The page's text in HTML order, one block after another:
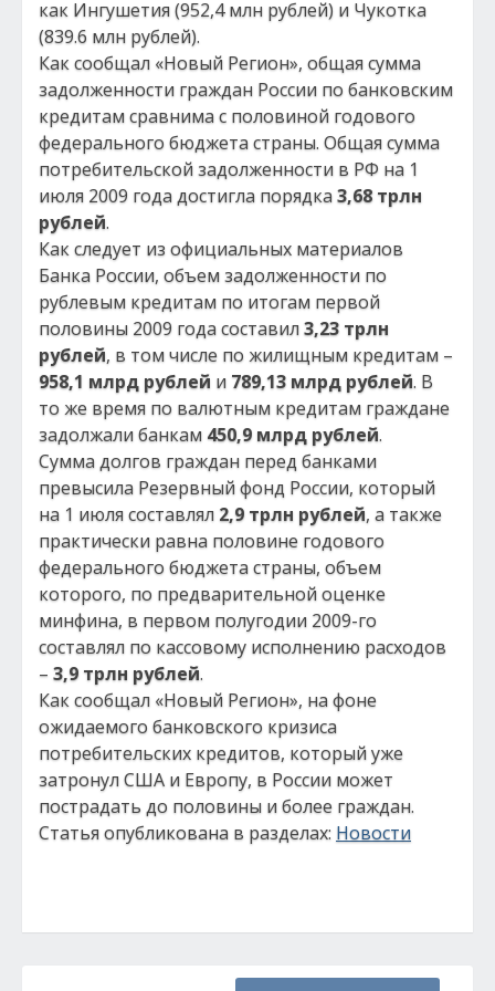
как Ингушетия (952,4 млн рублей) и Чукотка
(839.6 млн рублей).
Как сообщал «Новый Регион», общая сумма
задолженности граждан России по банковским
кредитам сравнима с половиной годового
федерального бюджета страны. Общая сумма
потребительской задолженности в РФ на 1
июля 2009 года достигла порядка3,68 трлн
рублей.
Как следует из официальных материалов
Банка России, объем задолженности по
рублевым кредитам по итогам первой
половины 2009 года составил3,23 трлн
рублей, в том числе по жилищным кредитам –
958,1 млрд рублей и 789,13 млрд рублей. В
то же время по валютным кредитам граждане
задолжали банкам 450,9 млрд рублей.
Сумма долгов граждан перед банками
превысила Резервный фонд России, который
на 1 июля составлял 2,9 трлн рублей, а также
практически равна половине годового
федерального бюджета страны, объем
которого, по предварительной оценке
минфина, в первом полугодии 2009-го
составлял по кассовому исполнению расходов
– 3,9 трлн рублей.
Как сообщал «Новый Регион», на фоне
ожидаемого банковского кризиса
потребительских кредитов, который уже
затронул США и Европу, в России может
пострадать до половины и более граждан.
Статья опубликована в разделах: Новости